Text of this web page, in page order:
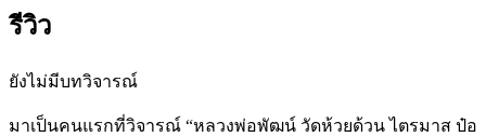
รีวิว
ยังไม่มีบทวิจารณ์
มาเป็นคนแรกที่วิจารณ์ “หลวงพ่อพัฒน์ วัดห้วยด้วน ไตรมาส ป๋อ